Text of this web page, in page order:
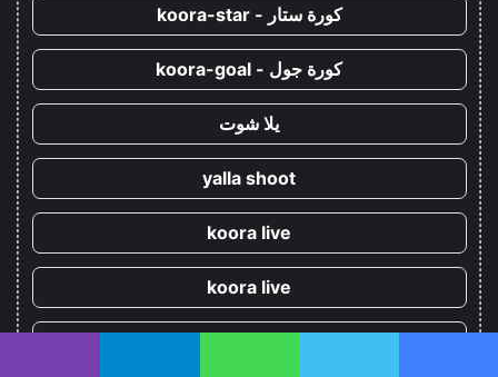
كورة ستار - koora-star
كورة جول - koora-goal
يلا شوت
yalla shoot
koora live
koora live